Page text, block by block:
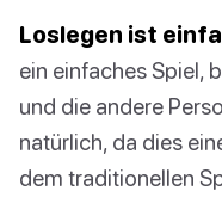
Loslegen ist
ein einfaches Spiel,
und die andere
natürlich, da dies
dem traditionellen